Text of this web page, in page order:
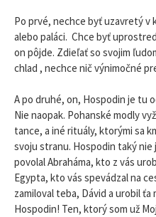
Po prvé, nechce byť uzavretý v
alebo paláci. Chce byť
on pôjde. Zdieľať so svojim
chlad , nechce nič výnimočné
A po druhé, on, Hospodin je tu
Nie naopak. Pohanské modly
tance, a iné rituály, ktorými sa
svoju stranu. Hospodin taký nie
povolal Abraháma, kto z vás
Egypta, kto vás spevádzal na
zamiloval teba, Dávid a urobil ťa
Hospodin! Ten, ktorý som už